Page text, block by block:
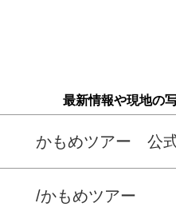
最新情報や現地の
かもめツアー 公
/かもめツアー